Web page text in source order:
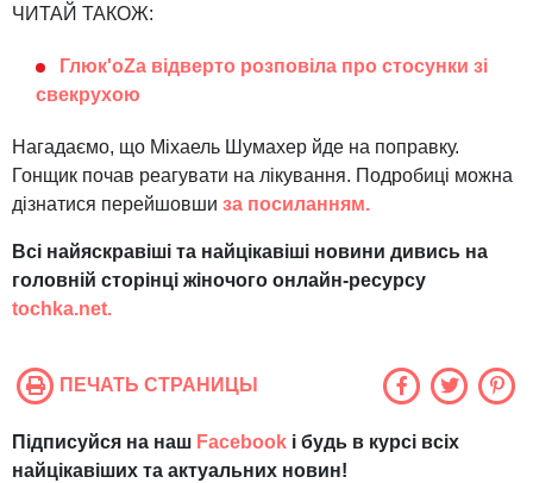
ЧИТАЙ ТАКОЖ:
Глюк'оZа відверто розповіла про стосунки зі
свекрухою
Нагадаємо, що Міхаель Шумахер йде на поправку.
Гонщик почав реагувати на лікування. Подробиці можна
дізнатися перейшовши за посиланням.
Всі найяскравіші та найцікавіші новини дивись на
головній сторінці жіночого онлайн-ресурсу
tochka.net.
ПЕЧАТЬ СТРАНИЦЫ
Підписуйся на наш Facebook і будь в курсі всіх
найцікавіших та актуальних новин!